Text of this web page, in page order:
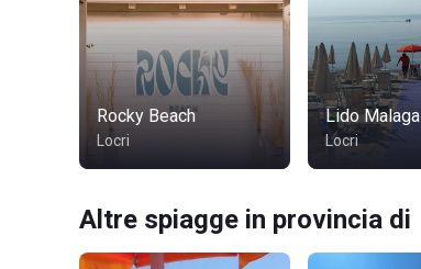
Rocky Beach
Locri
Lido Malaga
Locri
Altre spiagge in provincia di